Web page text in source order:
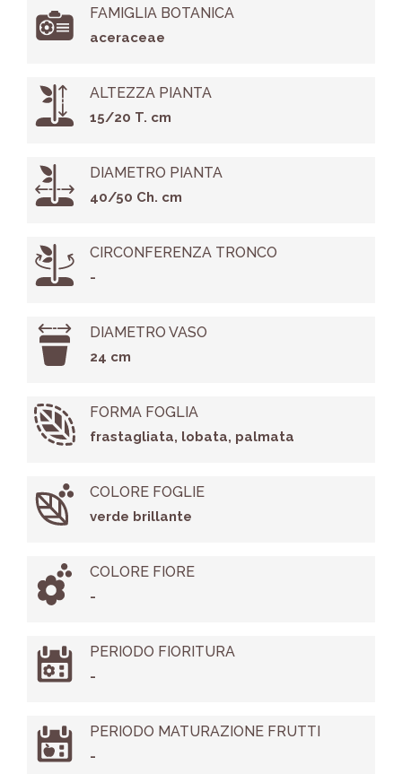
FAMIGLIA BOTANICA
aceraceae
ALTEZZA PIANTA
15/20 T. cm
DIAMETRO PIANTA
40/50 Ch. cm
CIRCONFERENZA TRONCO
-
DIAMETRO VASO
24 cm
FORMA FOGLIA
frastagliata, lobata, palmata
COLORE FOGLIE
verde brillante
COLORE FIORE
-
PERIODO FIORITURA
-
PERIODO MATURAZIONE FRUTTI
-